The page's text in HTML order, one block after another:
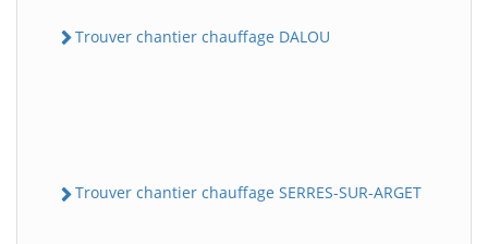
Trouver chantier chauffage DALOU
Trouver chantier chauffage SERRES-SUR-ARGET